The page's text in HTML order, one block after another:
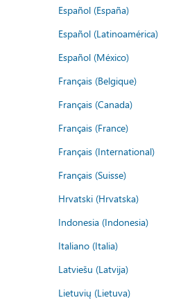
Español (España)
Español (Latinoamérica)
Español (México)
Français (Belgique)
Français (Canada)
Français (France)
Français (International)
Français (Suisse)
Hrvatski (Hrvatska)
Indonesia (Indonesia)
Italiano (Italia)
Latviešu (Latvija)
Lietuvių (Lietuva)